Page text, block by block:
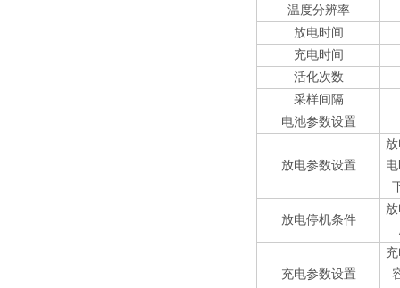
温度分辨率
放电时间
充电时间
活化次数
采样间隔
电池参数设置
放电参数设置
放电停机条件
充电参数设置